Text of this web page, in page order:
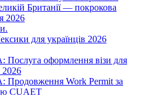
Британії — покрокова
2026
для українців 2026
оформлення візи для
2026
Work Permit за
CUAET